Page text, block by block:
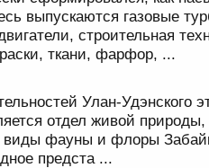
выпускаются газовые
строительная
ткани, фарфор, ...
Улан-Удэнского
отдел живой природы,
виды фауны и флоры
предста ...